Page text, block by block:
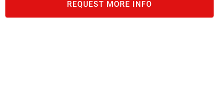
REQUEST MORE INFO